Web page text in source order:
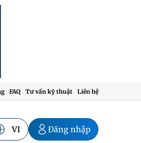
FAQ Tư vấn kỹ thuật Liên hệ
VI Đăng nhập